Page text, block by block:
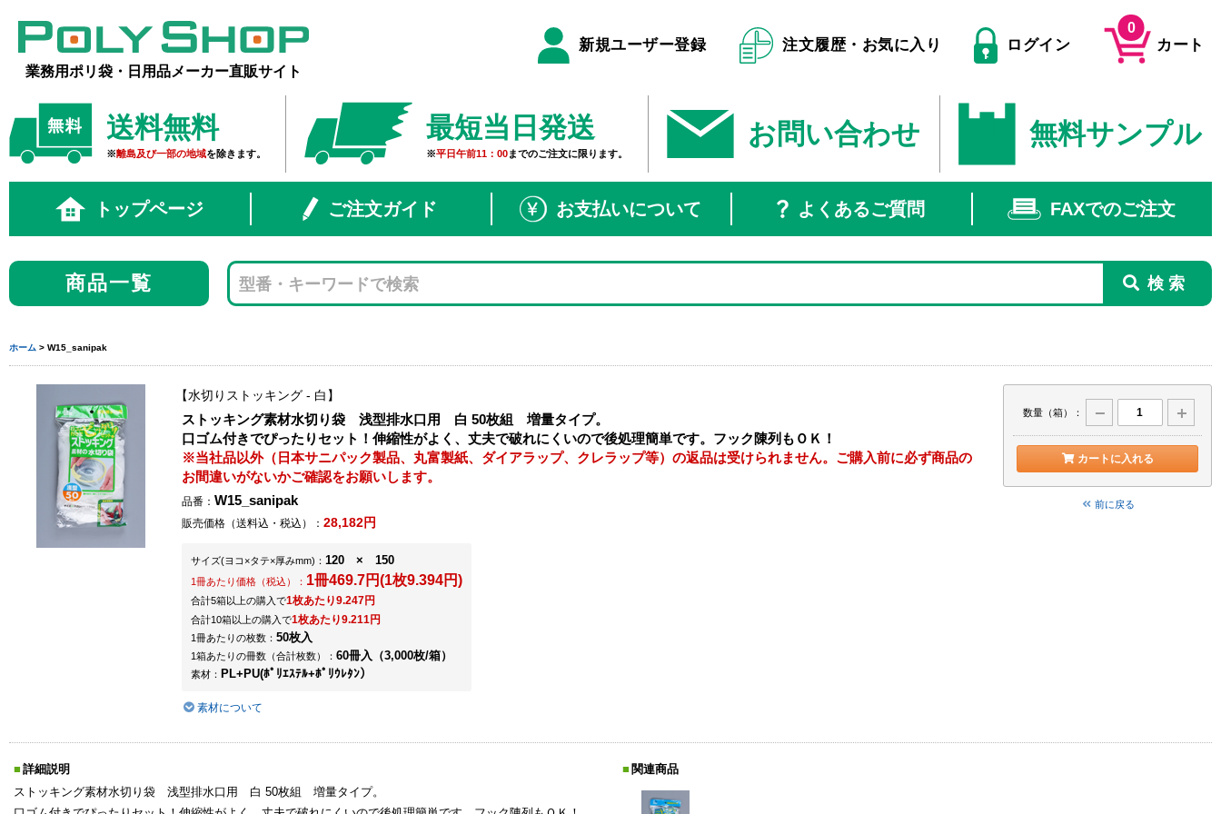
業務用ポリ袋・日用品メーカー直販サイト
新規ユーザー登録 注文履歴・お気に入り ログイン
0
カート
送料無料
※離島及び一部の地域を除きます。
最短当日発送
※平日午前11：00までのご注文に限ります。
お問い合わせ 無料サンプル
トップページ ご注文ガイド お支払いについて よくあるご質問 FAXでのご注文
商品一覧
ホーム > W15_sanipak
水切りストッキング - 白
ストッキング素材水切り袋 浅型排水口用 白 50枚組 増量タイプ。
口ゴム付きでぴったりセット！伸縮性がよく、丈夫で破れにくいので後処理簡単です。フック陳列もＯＫ！
※当社品以外（日本サニパック製品、丸富製紙、ダイアラップ、クレラップ等）の返品は受けられません。ご購入前に必ず商品の
お間違いがないかご確認をお願いします。
品番： W15_sanipak
販売価格（送料込・税込）： 28,182円
サイズ(ヨコ×タテ×厚みmm) ： 120 × 150
1冊あたり価格（税込）： 1冊469.7円(1枚9.394円)
合計5箱以上の購入で1枚あたり9.247円
合計10箱以上の購入で1枚あたり9.211円
1冊あたりの枚数： 50枚入
1箱あたりの冊数（合計枚数）： 60冊入（3,000枚/箱）
素材： PL+PU(ﾎﾟﾘｴｽﾃﾙ+ﾎﾟﾘｳﾚﾀﾝ）
素材について
数量（箱）：
カートに入れる
前に戻る
詳細説明
ストッキング素材水切り袋 浅型排水口用 白 50枚組 増量タイプ。
関連商品